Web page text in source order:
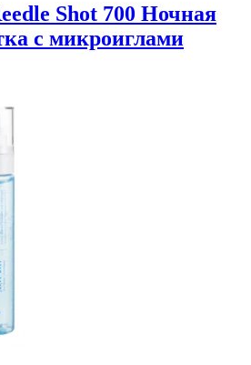
Shot 700 Ночная
с микроиглами